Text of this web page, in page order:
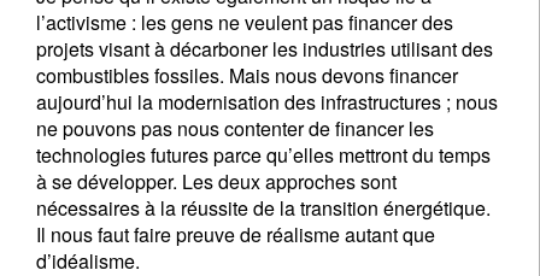
l’activisme : les gens ne veulent pas financer des
projets visant à décarboner les industries utilisant des
combustibles fossiles. Mais nous devons financer
aujourd’hui la modernisation des infrastructures ; nous
ne pouvons pas nous contenter de financer les
technologies futures parce qu’elles mettront du temps
à se développer. Les deux approches sont
nécessaires à la réussite de la transition énergétique.
Il nous faut faire preuve de réalisme autant que
d’idéalisme.